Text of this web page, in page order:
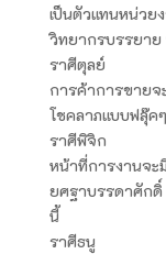
เป็นตัวแทนหน่วย
วิทยากรบรรยาย
ราศีตุลย์
การค้าการขายจ
โชคลาภแบบฟลุ๊คๆ
ราศีพิจิก
หน้าที่การงานจะ
ยศฐาบรรดาศักดิ์
นี้
ราศีธนู